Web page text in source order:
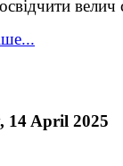
велич
14 April 2025